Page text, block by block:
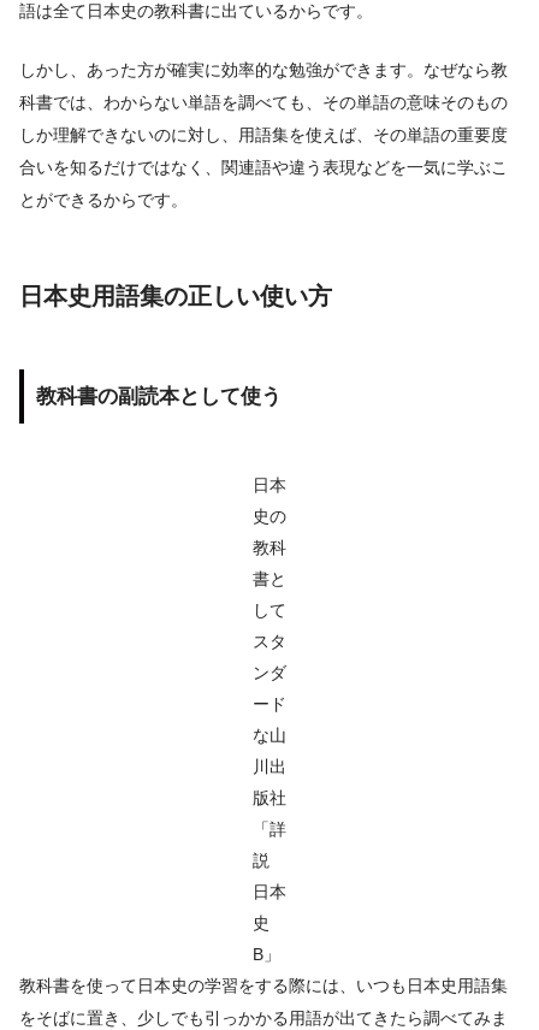
語は全て日本史の教科書に出ているからです。
しかし、あった方が確実に効率的な勉強ができます。なぜなら教
科書では、わからない単語を調べても、その単語の意味そのもの
しか理解できないのに対し、用語集を使えば、その単語の重要度
合いを知るだけではなく、関連語や違う表現などを一気に学ぶこ
とができるからです。
日本史用語集の正しい使い方
教科書の副読本として使う
日本
史の
教科
書と
して
スタ
ンダ
ード
な山
川出
版社
「詳
説
日本
史
B」
教科書を使って日本史の学習をする際には、いつも日本史用語集
をそばに置き、少しでも引っかかる用語が出てきたら調べてみま